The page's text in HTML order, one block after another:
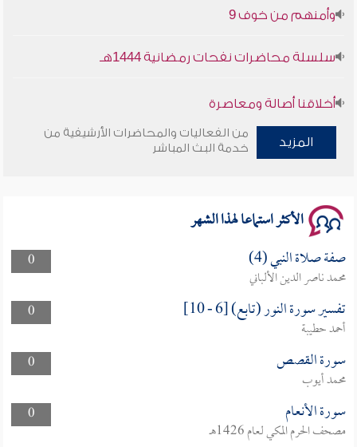
وأمنهم من خوف 9
سلسلة محاضرات نفحات رمضانية 1444هـ
أخلاقنا أصالة ومعاصرة
وأمنهم من خوف 9
المزيد
من الفعاليات والمحاضرات الأرشيفية من
خدمة البث المباشر
الأكثر استماعا لهذا الشهر
0 صفة صلاة النبي (4)
محمد ناصر الدين الألباني
0
تفسير سورة النور (تابع) [6 - 10]
أحمد حطيبة
0
سورة القصص
محمد أيوب
0
سورة الأنعام
مصحف الحرم المكي لعام 1426هـ